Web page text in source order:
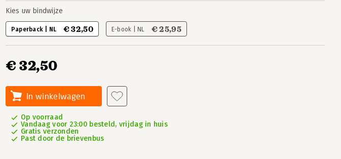
Kies uw bindwijze
Paperback | NL € 32,50 E-book | NL € 25,95
€ 32,50
In winkelwagen
Op voorraad
Vandaag voor 23:00 besteld, vrijdag in huis
Gratis verzonden
Past door de brievenbus